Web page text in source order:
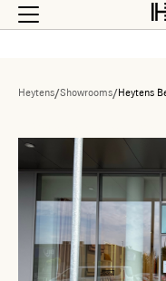
Heytens/Showrooms/Heytens